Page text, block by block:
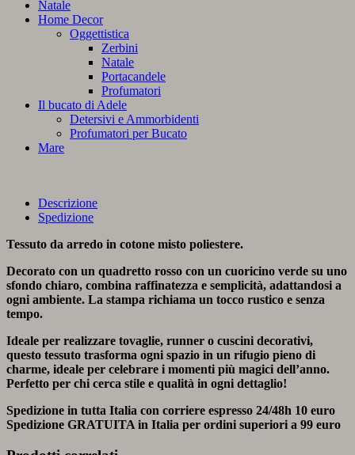
Natale
Home Decor
Oggettistica
Zerbini
Natale
Portacandele
Profumatori
Il bucato di Adele
Detersivi e Ammorbidenti
Profumatori per Bucato
Mare
Descrizione
Spedizione
Tessuto da arredo in cotone misto poliestere.
Decorato con un quadretto rosso con un cuoricino verde su uno
sfondo chiaro, combina raffinatezza e semplicità, adattandosi a
ogni ambiente. La stampa richiama un tocco rustico e senza
tempo.
Ideale per realizzare tovaglie, runner o cuscini decorativi,
questo tessuto trasforma ogni spazio in un rifugio pieno di
charme, ideale per celebrare i momenti più magici dell’anno.
Perfetto per chi cerca stile e qualità in ogni dettaglio!
Spedizione in tutta Italia con corriere espresso 24/48h 10 euro
Spedizione GRATUITA in Italia per ordini superiori a 99 euro